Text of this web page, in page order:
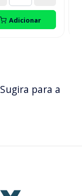
Adicionar
Sugira para a